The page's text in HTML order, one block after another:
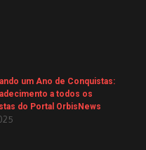
um Ano de Conquistas:
a todos os
do Portal OrbisNews